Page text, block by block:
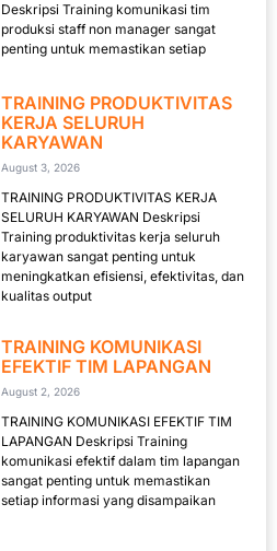
Deskripsi Training komunikasi tim
produksi staff non manager sangat
penting untuk memastikan setiap
TRAINING PRODUKTIVITAS
KERJA SELURUH
KARYAWAN
August 3, 2026
TRAINING PRODUKTIVITAS KERJA
SELURUH KARYAWAN Deskripsi
Training produktivitas kerja seluruh
karyawan sangat penting untuk
meningkatkan efisiensi, efektivitas, dan
kualitas output
TRAINING KOMUNIKASI
EFEKTIF TIM LAPANGAN
August 2, 2026
TRAINING KOMUNIKASI EFEKTIF TIM
LAPANGAN Deskripsi Training
komunikasi efektif dalam tim lapangan
sangat penting untuk memastikan
setiap informasi yang disampaikan